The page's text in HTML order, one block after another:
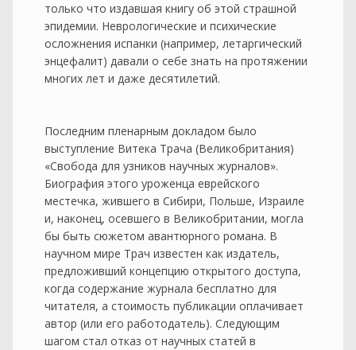
только что издавшая книгу об этой страшной
эпидемии. Неврологические и психические
осложнения испанки (например, летаргический
энцефалит) давали о себе знать на протяжении
многих лет и даже десятилетий.
Последним пленарным докладом было
выступление Витека Трача (Великобритания)
«Свобода для узников научных журналов».
Биография этого уроженца еврейского
местечка, жившего в Сибири, Польше, Израиле
и, наконец, осевшего в Великобритании, могла
бы быть сюжетом авантюрного романа. В
научном мире Трач известен как издатель,
предложивший концепцию открытого доступа,
когда содержание журнала бесплатно для
читателя, а стоимость публикации оплачивает
автор (или его работодатель). Следующим
шагом стал отказ от научных статей в